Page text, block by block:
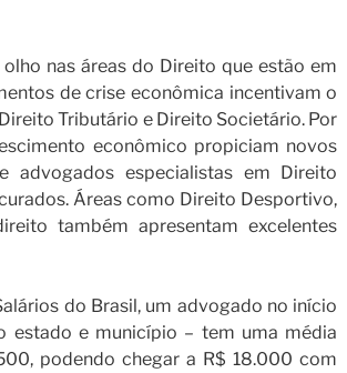
nas áreas do Direito que estão em
de crise econômica incentivam o
Tributário e Direito Societário. Por
econômico propiciam novos
advogados especialistas em Direito
Áreas como Direito Desportivo,
também apresentam excelentes
do Brasil, um advogado no início
estado e município – tem uma média
podendo chegar a R$ 18.000 com